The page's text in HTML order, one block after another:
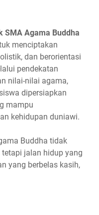
SMA Agama Buddha
menciptakan
dan berorientasi
pendekatan
nilai-nilai agama,
dipersiapkan
mampu
kehidupan duniawi.
Buddha tidak
jalan hidup yang
yang berbelas kasih,